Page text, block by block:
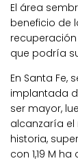
El área
beneficio de
que podría
En Santa Fe,
implantada
ser mayor,
alcanzaría el
historia,
con 1,19 M